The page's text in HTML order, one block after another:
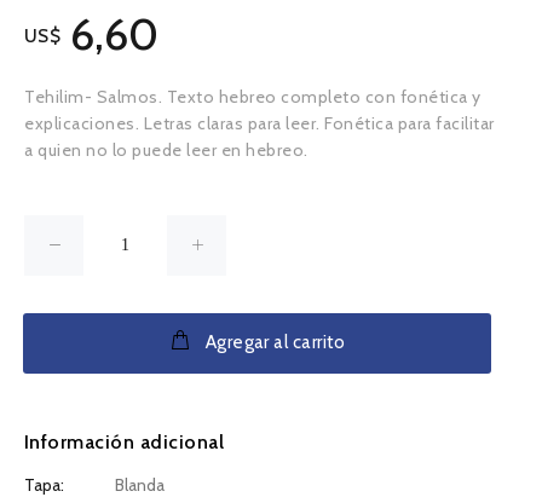
US$ 6,60
Tehilim- Salmos. Texto hebreo completo con fonética y
explicaciones. Letras claras para leer. Fonética para facilitar
a quien no lo puede leer en hebreo.
Agregar al carrito
Información adicional
Tapa:
Blanda